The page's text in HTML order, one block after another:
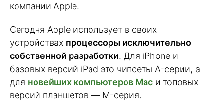
компании Apple.
Сегодня Apple использует в своих
устройствах процессоры исключительно
собственной разработки. Для iPhone и
базовых версий iPad это чипсеты A-серии, а
для новейших компьютеров Mac и топовых
версий планшетов — M-серия.